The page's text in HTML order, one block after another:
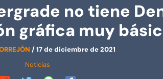
no tiene
gráfica muy
/17 de diciembre de 2021
Noticias